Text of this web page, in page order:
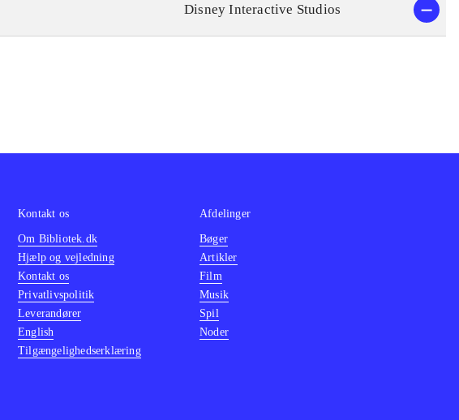
Disney Interactive Studios
Kontakt os
Om Bibliotek.dk
Hjælp og vejledning
Kontakt os
Privatlivspolitik
Leverandører
English
Tilgængelighedserklæring
Afdelinger
Bøger
Artikler
Film
Musik
Spil
Noder